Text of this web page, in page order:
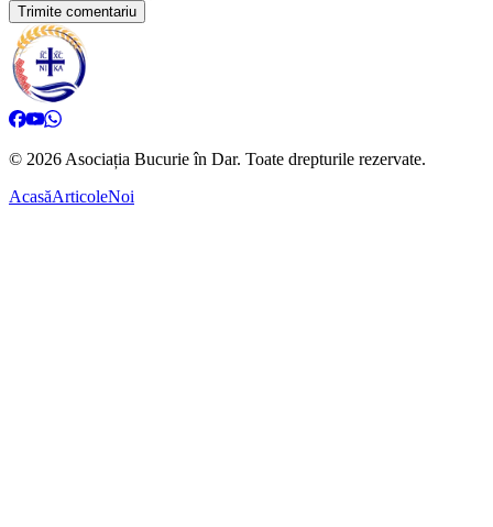
Trimite comentariu
© 2026 Asociația Bucurie în Dar. Toate drepturile rezervate.
AcasăArticoleNoi